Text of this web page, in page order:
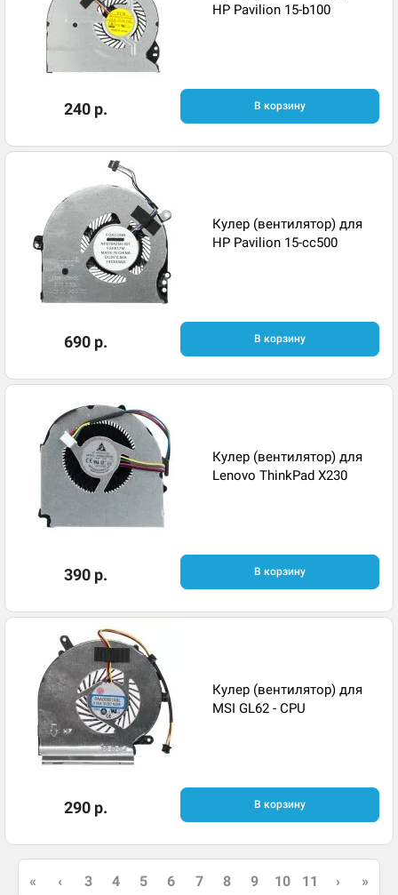
HP Pavilion 15-b100
240 р. В корзину
Кулер (вентилятор) для
HP Pavilion 15-cc500
690 р. В корзину
Кулер (вентилятор) для
Lenovo ThinkPad X230
390 р. В корзину
Кулер (вентилятор) для
MSI GL62 - CPU
290 р. В корзину
« ‹ 3 4 5 6 7 8 9 10 11 › »